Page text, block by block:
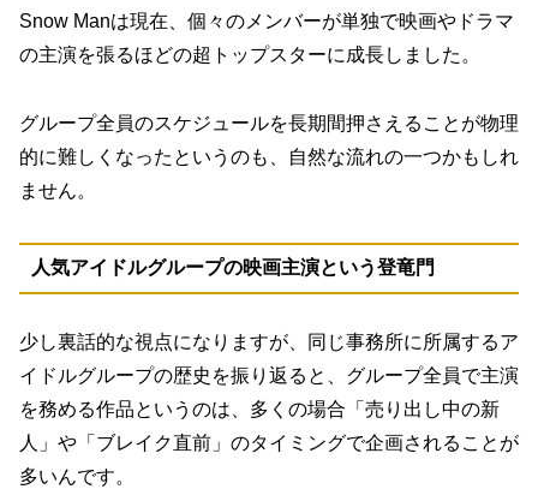
Snow Manは現在、個々のメンバーが単独で映画やドラマ
の主演を張るほどの超トップスターに成長しました。
グループ全員のスケジュールを長期間押さえることが物理
的に難しくなったというのも、自然な流れの一つかもしれ
ません。
人気アイドルグループの映画主演という登竜門
少し裏話的な視点になりますが、同じ事務所に所属するア
イドルグループの歴史を振り返ると、グループ全員で主演
を務める作品というのは、多くの場合「売り出し中の新
人」や「ブレイク直前」のタイミングで企画されることが
多いんです。